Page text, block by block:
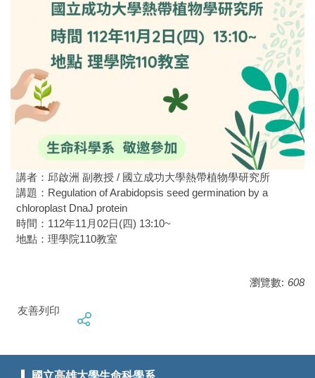
講者：邱啟洲 副教授 / 國立成功大學熱帶植物學研究所
講題：Regulation of Arabidopsis seed germination by a
chloroplast DnaJ protein
時間：112年11月02日(四) 13:10~
地點：理學院110教室
瀏覽數: 608
友善列印
國立高雄大學生命科學系